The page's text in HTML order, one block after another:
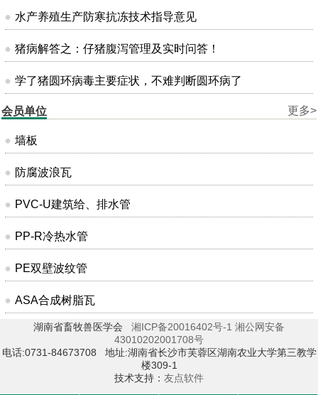
水产养殖生产防寒抗冻技术指导意见
猪病解答之：仔猪腹泻管理及实时问答！
学了猪圆环病毒主要症状，不难判断圆环病了
更多>
会员单位
墙板
防腐波浪瓦
PVC-U建筑给、排水管
PP-R冷热水管
PE双壁波纹管
ASA合成树脂瓦
湖南省畜牧兽医学会 湘ICP备20016402号-1 湘公网安备
43010202001708号
电话:0731-84673708 地址:湖南省长沙市芙蓉区湖南农业大学第三教学
楼309-1
技术支持： 友点软件